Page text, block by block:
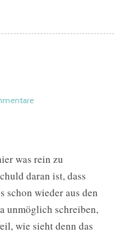
was rein zu
daran ist, dass
schon wieder aus den
unmöglich schreiben,
wie sieht denn das